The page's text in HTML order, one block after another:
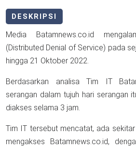
DESKRIPSI
Media Batamnews.co.id
(Distributed Denial of Service) pada
hingga 21 Oktober 2022.
Berdasarkan analisa Tim IT
serangan dalam tujuh hari serangan
diakses selama 3 jam.
Tim IT tersebut mencatat, ada
mengakses Batamnews.co.id,